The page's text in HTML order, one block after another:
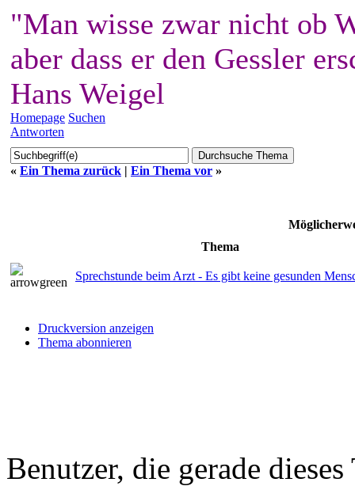
"Man wisse zwar nicht ob
aber dass er den Gessler
Hans Weigel
Homepage Suchen
Antworten
« Ein Thema zurück | Ein Thema vor »
Thema
Sprechstunde beim Arzt - Es gibt keine gesunden
Druckversion anzeigen
Thema abonnieren
Benutzer, die gerade